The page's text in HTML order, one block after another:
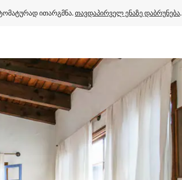
ითარგმნა. თავდაპირველ ენაზე დაბრუნება.